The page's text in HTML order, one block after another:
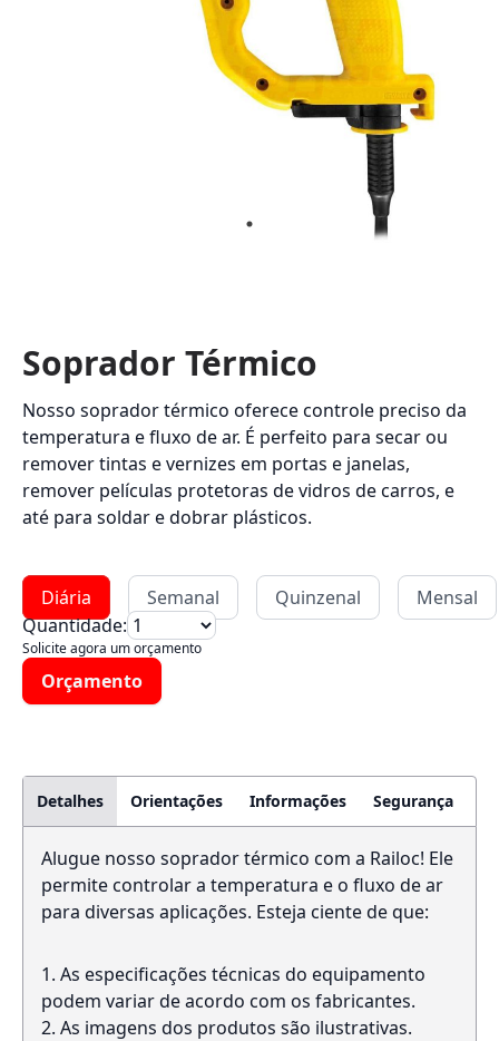
Soprador Térmico
Nosso soprador térmico oferece controle preciso da
temperatura e fluxo de ar. É perfeito para secar ou
remover tintas e vernizes em portas e janelas,
remover películas protetoras de vidros de carros, e
até para soldar e dobrar plásticos.
Diária Semanal Quinzenal
Mensal
Quantidade:
Solicite agora um orçamento
Orçamento
Detalhes Orientações Informações Segurança
Alugue nosso soprador térmico com a Railoc! Ele
permite controlar a temperatura e o fluxo de ar
para diversas aplicações. Esteja ciente de que:
As especificações técnicas do equipamento
podem variar de acordo com os fabricantes.
As imagens dos produtos são ilustrativas.